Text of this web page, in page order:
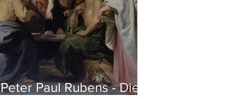
Peter Paul Rubens - Die